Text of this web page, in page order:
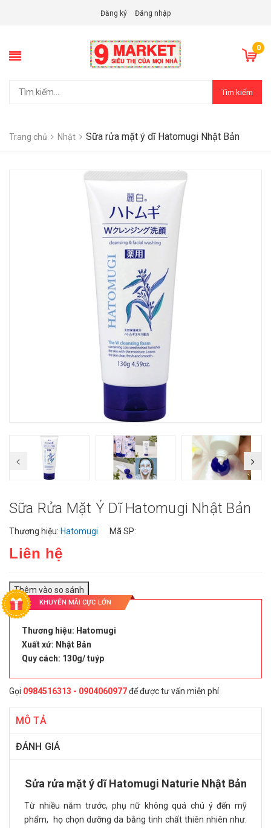
Đăng ký Đăng nhập
0
Tìm kiếm
Trang chủ Nhật Sữa rửa mặt ý dĩ Hatomugi Nhật Bản
Sữa Rửa Mặt Ý Dĩ Hatomugi Nhật Bản
Thương hiệu: Hatomugi Mã SP:
Liên hệ
KHUYẾN MÃI CỰC LỚN
Thương hiệu: Hatomugi
Xuất xứ: Nhật Bản
Quy cách: 130g/ tuýp
Gọi 0984516313 - 0904060977để được tư vấn miễn phí
MÔ TẢ
ĐÁNH GIÁ
Sửa rửa mặt ý dĩ Hatomugi Naturie Nhật Bản
Từ nhiều năm trước, phụ nữ không quá chú ý đến mỹ
phẩm, họ chọn dưỡng da bằng tinh chất thiên nhiên như: